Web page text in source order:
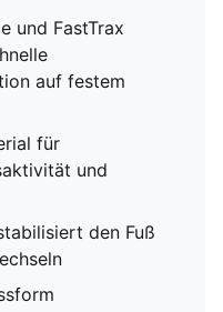
und FastTrax
auf festem
für
und
den Fuß